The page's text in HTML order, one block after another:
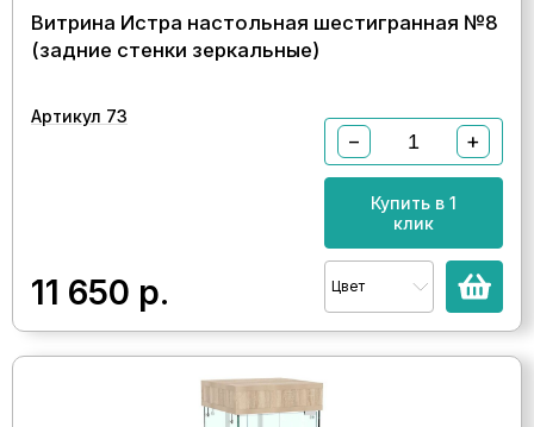
Витрина Истра настольная шестигранная №8
(задние стенки зеркальные)
Артикул 73
11 650 р.
− +
Купить в 1
клик
Цвет